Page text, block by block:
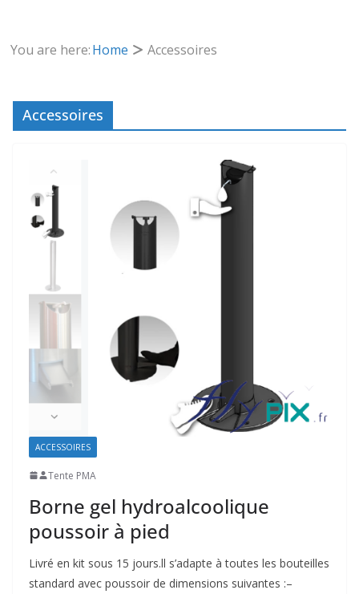
You are here:Home Accessoires
Accessoires
ACCESSOIRES
Tente PMA
Borne gel hydroalcoolique
poussoir à pied
Livré en kit sous 15 jours.ll s’adapte à toutes les bouteilles
standard avec poussoir de dimensions suivantes :–